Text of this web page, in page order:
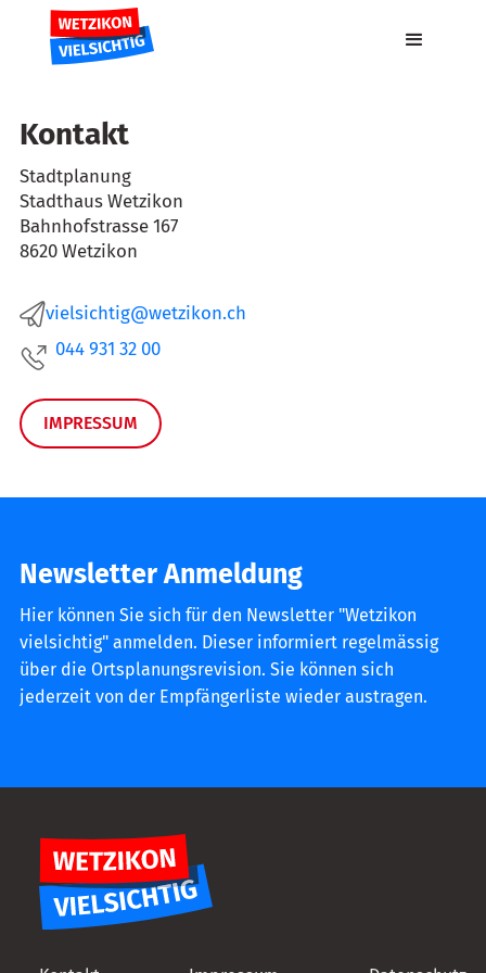
Kontakt
Stadtplanung
Stadthaus Wetzikon
Bahnhofstrasse 167
8620 Wetzikon
vielsichtig@wetzikon.ch
044 931 32 00
IMPRESSUM
Newsletter Anmeldung
Hier können Sie sich für den Newsletter "Wetzikon
vielsichtig" anmelden. Dieser informiert regelmässig
über die Ortsplanungsrevision. Sie können sich
jederzeit von der Empfängerliste wieder austragen.